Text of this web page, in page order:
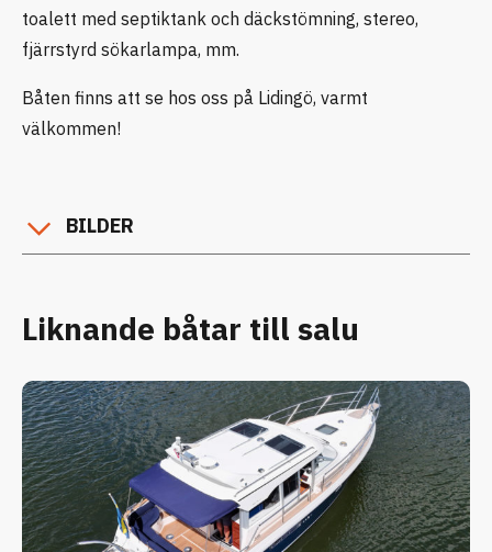
toalett med septiktank och däckstömning, stereo,
fjärrstyrd sökarlampa, mm.
Båten finns att se hos oss på Lidingö, varmt
välkommen!
BILDER
Liknande båtar till salu